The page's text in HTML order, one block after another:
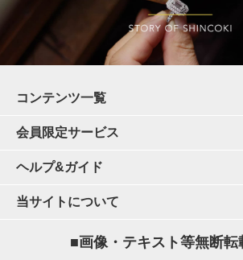
コンテンツ一覧
会員限定サービス
ヘルプ&ガイド
当サイトについて
■画像・テキスト等無断転